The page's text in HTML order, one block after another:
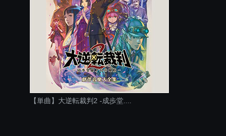
【単曲】大逆転裁判2 -成歩堂....